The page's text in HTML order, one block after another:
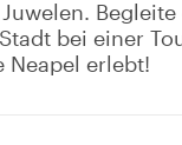
bei einer
Neapel erlebt!